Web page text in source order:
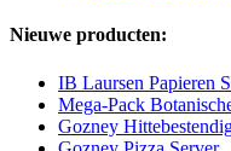
Nieuwe producten:
IB Laursen Papieren
Mega-Pack
Gozney